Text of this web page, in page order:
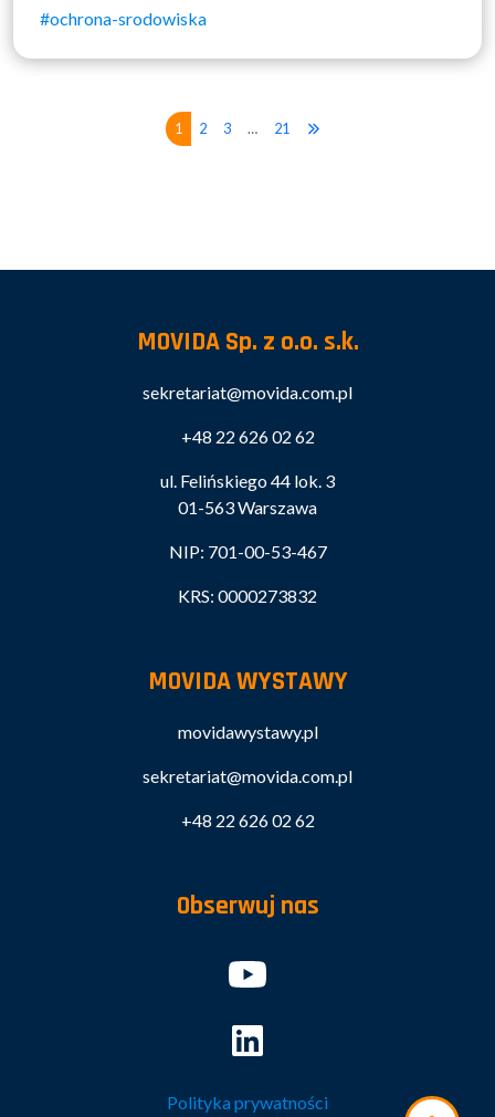
#ochrona-srodowiska
1 2 3 … 21
MOVIDA Sp. z o.o. s.k.
sekretariat@movida.com.pl
+48 22 626 02 62
ul. Felińskiego 44 lok. 3
01-563 Warszawa
NIP: 701-00-53-467
KRS: 0000273832
MOVIDA WYSTAWY
movidawystawy.pl
sekretariat@movida.com.pl
+48 22 626 02 62
Obserwuj nas
Polityka prywatności